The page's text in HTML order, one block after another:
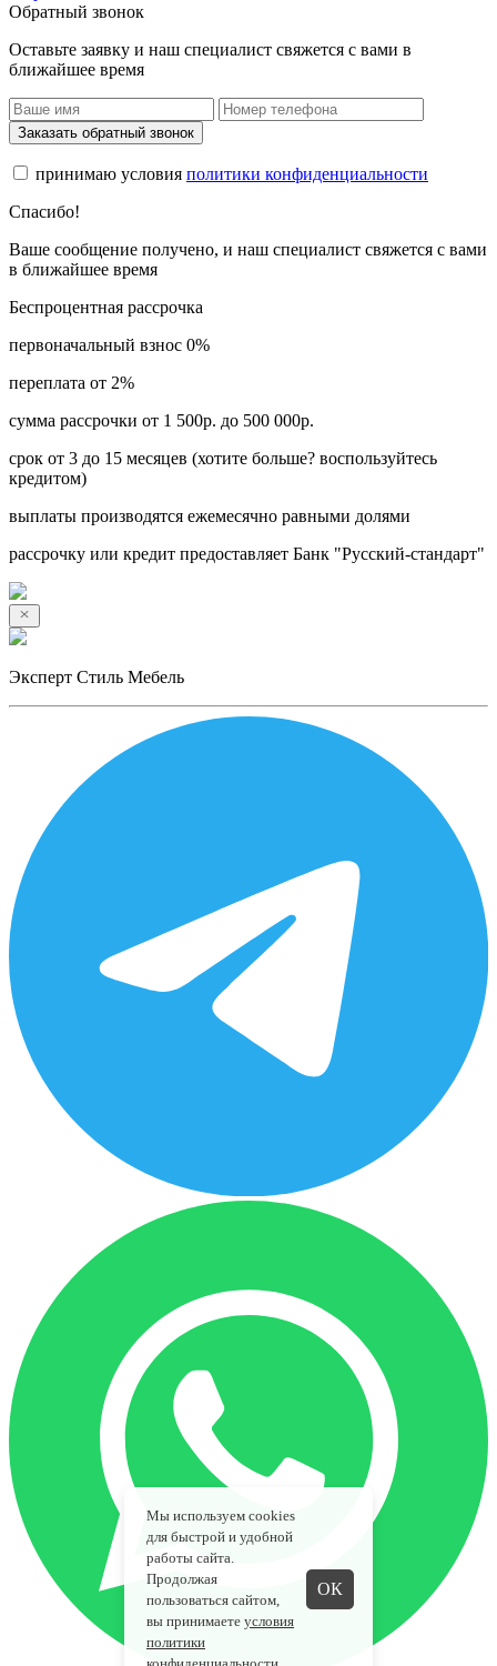
Обратный звонок
Оставьте заявку и наш специалист свяжется с вами в
ближайшее время
Заказать обратный звонок
принимаю условия политики конфиденциальности
Спасибо!
Ваше сообщение получено, и наш специалист свяжется с вами
в ближайшее время
Беспроцентная рассрочка
первоначальный взнос 0%
переплата от 2%
сумма рассрочки от 1 500р. до 500 000р.
срок от 3 до 15 месяцев (хотите больше? воспользуйтесь
кредитом)
выплаты производятся ежемесячно равными долями
рассрочку или кредит предоставляет Банк "Русский-стандарт"
Эксперт Стиль Мебель
Мы используем cookies
для быстрой и удобной
работы сайта.
Продолжая
пользоваться сайтом,
вы принимаете условия
политики
ОК